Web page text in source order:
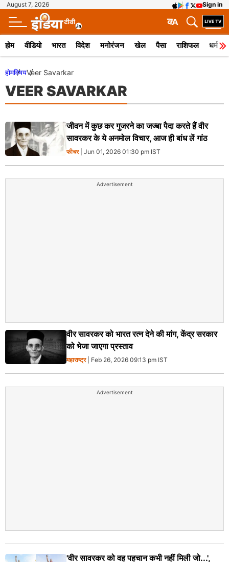
August 7, 2026 Sign in
A
क
होम वीडियो भारत विदेश मनोरंजन खेल पैसा राशिफल धर्म
होमविषयVeer Savarkar
VEER SAVARKAR
जीवन में कुछ कर गुजरने का जज्बा पैदा करते हैं वीर
सावरकर के ये अनमोल विचार, आज ही बांध लें गांठ
फीचर| Jun 01, 2026 01:30 pm IST
Advertisement
वीर सावरकर को भारत रत्न देने की मांग, केंद्र सरकार
को भेजा जाएगा प्रस्ताव
महाराष्ट्र| Feb 26, 2026 09:13 pm IST
Advertisement
'वीर सावरकर को वह पहचान कभी नहीं मिली जो...',